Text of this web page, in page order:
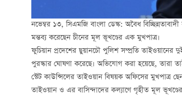
নভেম্বর ১৩, সিএমজি বাংলা ডেস্ক: অবৈধ
মন্তব্য করেছেন চীনের মূল ভূখণ্ডের এক মুখপাত্র।
ফুচিয়ান প্রদেশের ছুয়ানচৌ পুলিশ সম্প্রতি তাইওয়ানের
পুরস্কার ঘোষণা করেছে। অভিযোগ করা হয়েছে, তারা
স্টেট কাউন্সিলের তাইওয়ান বিষয়ক অফিসের মুখপাত্র
তাইওয়ান ও এর বাসিন্দাদের কল্যাণে গৃহীত মূল